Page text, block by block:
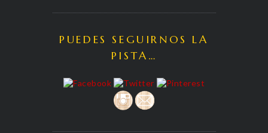
PUEDES SEGUIRNOS LA
PISTA…